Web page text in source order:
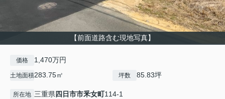
【前面道路含む現地写真】
価格 1,470万円
土地面積283.75㎡ 坪数 85.83坪
所在地 三重県 四日市市釆女町114-1